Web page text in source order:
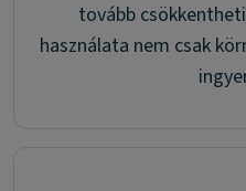
tovább
használata nem csak